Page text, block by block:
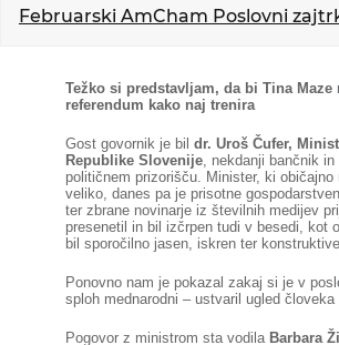
ČLANSTVO
O NAS
KOLEDAR DOGODKOV
NOVICE
KONTAKT
GALERIJA
Februarski AmCham Poslovni
Težko si predstavljam, da bi Tina Maze
referendum kako naj trenira
Gost govornik je bil dr. Uroš Čufer,
Republike Slovenije, nekdanji bančnik in
političnem prizorišču. Minister, ki običajno
veliko, danes pa je prisotne
ter zbrane novinarje iz številnih medijev
presenetil in bil izčrpen tudi v besedi, kot
bil sporočilno jasen, iskren ter
Ponovno nam je pokazal zakaj si je v
sploh mednarodni – ustvaril ugled človeka
Pogovor z ministrom sta vodila Barbara